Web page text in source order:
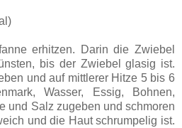
erhitzen. Darin die Zwiebel
bis der Zwiebel glasig ist.
und auf mittlerer Hitze 5 bis 6
Wasser, Essig, Bohnen,
und Salz zugeben und schmoren
und die Haut schrumpelig ist.